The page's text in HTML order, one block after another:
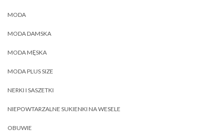
MODA
MODA DAMSKA
MODA MĘSKA
MODA PLUS SIZE
NERKI I SASZETKI
NIEPOWTARZALNE SUKIENKI NA WESELE
OBUWIE